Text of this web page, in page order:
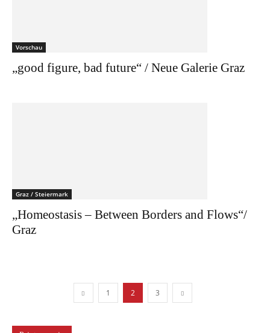
Vorschau
„good figure, bad future“ / Neue Galerie Graz
Graz / Steiermark
„Homeostasis – Between Borders and Flows“/
Graz
1 2 3